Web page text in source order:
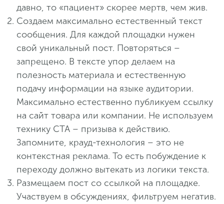
давно, то «пациент» скорее мертв, чем жив.
Создаем максимально естественный текст
сообщения. Для каждой площадки нужен
свой уникальный пост. Повторяться –
запрещено. В тексте упор делаем на
полезность материала и естественную
подачу информации на языке аудитории.
Максимально естественно публикуем ссылку
на сайт товара или компании. Не используем
технику СТА – призыва к действию.
Запомните, крауд-технология – это не
контекстная реклама. То есть побуждение к
переходу должно вытекать из логики текста.
Размещаем пост со ссылкой на площадке.
Участвуем в обсуждениях, фильтруем негатив.